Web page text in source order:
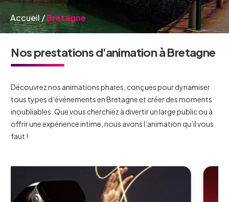
Accueil/Bretagne
Nos prestations d'animation à Bretagne
Découvrez nos animations phares, conçues pour dynamiser
tous types d’événements en Bretagne et créer des moments
inoubliables. Que vous cherchiez à divertir un large public ou à
offrir une expérience intime, nous avons l’animation qu’il vous
faut !